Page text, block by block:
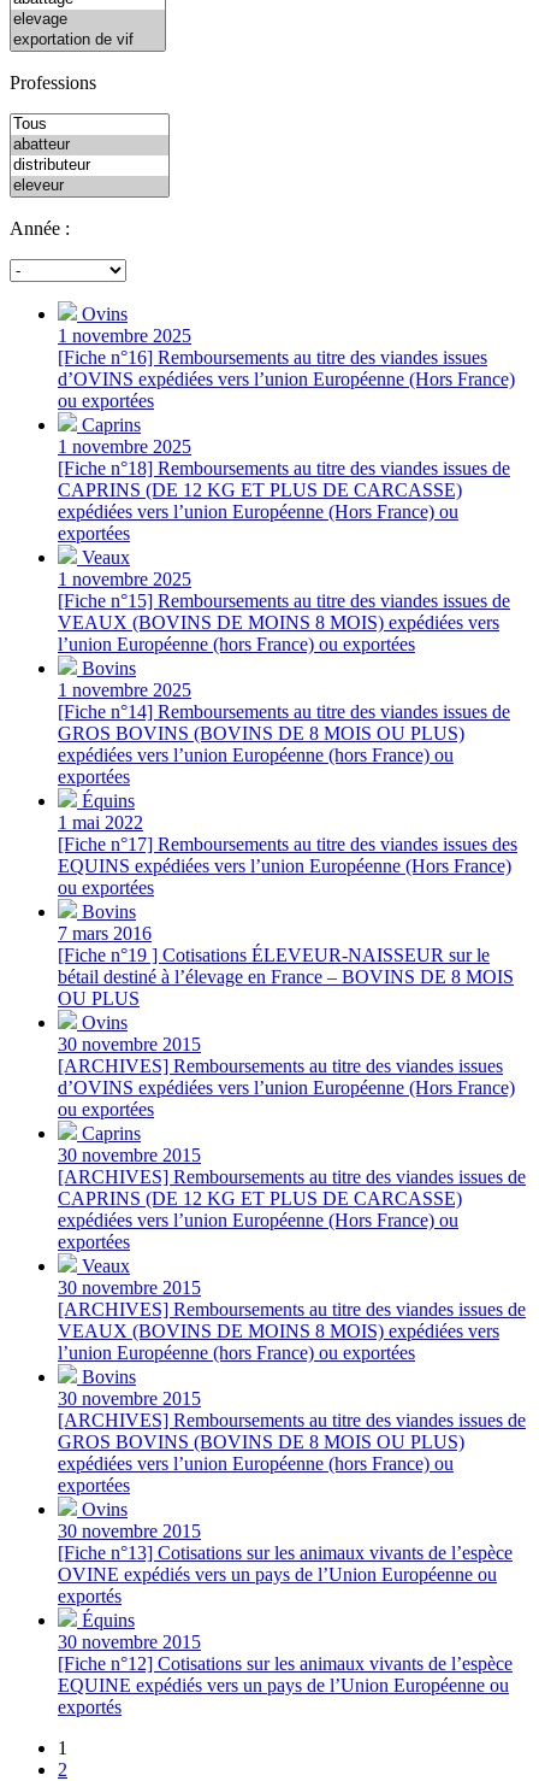
Professions
Année :
Ovins
1 novembre 2025
[Fiche n°16] Remboursements au titre des viandes issues
d’OVINS expédiées vers l’union Européenne (Hors France)
ou exportées
Caprins
1 novembre 2025
[Fiche n°18] Remboursements au titre des viandes issues de
CAPRINS (DE 12 KG ET PLUS DE CARCASSE)
expédiées vers l’union Européenne (Hors France) ou
exportées
Veaux
1 novembre 2025
[Fiche n°15] Remboursements au titre des viandes issues de
VEAUX (BOVINS DE MOINS 8 MOIS) expédiées vers
l’union Européenne (hors France) ou exportées
Bovins
1 novembre 2025
[Fiche n°14] Remboursements au titre des viandes issues de
GROS BOVINS (BOVINS DE 8 MOIS OU PLUS)
expédiées vers l’union Européenne (hors France) ou
exportées
Équins
1 mai 2022
[Fiche n°17] Remboursements au titre des viandes issues des
EQUINS expédiées vers l’union Européenne (Hors France)
ou exportées
Bovins
7 mars 2016
[Fiche n°19 ] Cotisations ÉLEVEUR-NAISSEUR sur le
bétail destiné à l’élevage en France – BOVINS DE 8 MOIS
OU PLUS
Ovins
30 novembre 2015
[ARCHIVES] Remboursements au titre des viandes issues
d’OVINS expédiées vers l’union Européenne (Hors France)
ou exportées
Caprins
30 novembre 2015
[ARCHIVES] Remboursements au titre des viandes issues de
CAPRINS (DE 12 KG ET PLUS DE CARCASSE)
expédiées vers l’union Européenne (Hors France) ou
exportées
Veaux
30 novembre 2015
[ARCHIVES] Remboursements au titre des viandes issues de
VEAUX (BOVINS DE MOINS 8 MOIS) expédiées vers
l’union Européenne (hors France) ou exportées
Bovins
30 novembre 2015
[ARCHIVES] Remboursements au titre des viandes issues de
GROS BOVINS (BOVINS DE 8 MOIS OU PLUS)
expédiées vers l’union Européenne (hors France) ou
exportées
Ovins
30 novembre 2015
[Fiche n°13] Cotisations sur les animaux vivants de l’espèce
OVINE expédiés vers un pays de l’Union Européenne ou
exportés
Équins
30 novembre 2015
[Fiche n°12] Cotisations sur les animaux vivants de l’espèce
EQUINE expédiés vers un pays de l’Union Européenne ou
exportés
1
2